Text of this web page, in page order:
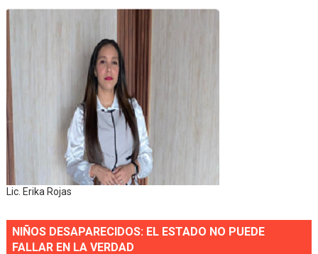
Lic. Erika Rojas
NIÑOS DESAPARECIDOS: EL ESTADO NO PUEDE
FALLAR EN LA VERDAD